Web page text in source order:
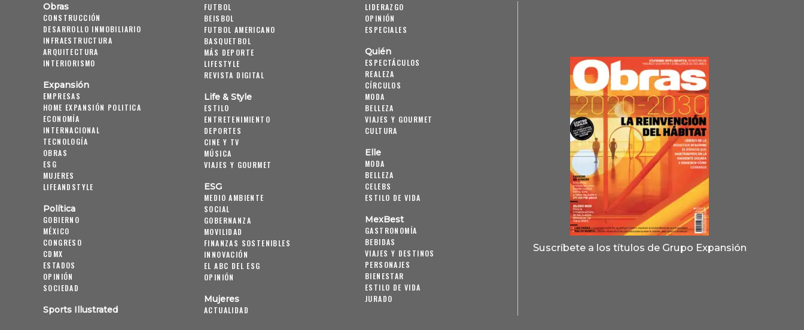
Obras
CONSTRUCCIÓN
DESARROLLO INMOBILIARIO
INFRAESTRUCTURA
ARQUITECTURA
INTERIORISMO
Expansión
EMPRESAS
HOME EXPANSIÓN POLITICA
ECONOMÍA
INTERNACIONAL
TECNOLOGÍA
OBRAS
ESG
MUJERES
LIFEANDSTYLE
Política
GOBIERNO
MÉXICO
CONGRESO
CDMX
ESTADOS
OPINIÓN
SOCIEDAD
Sports Illustrated
FUTBOL
BEISBOL
FUTBOL AMERICANO
BASQUETBOL
MÁS DEPORTE
LIFESTYLE
REVISTA DIGITAL
Life & Style
ESTILO
ENTRETENIMIENTO
DEPORTES
CINE Y TV
MÚSICA
VIAJES Y GOURMET
ESG
MEDIO AMBIENTE
SOCIAL
GOBERNANZA
MOVILIDAD
FINANZAS SOSTENIBLES
INNOVACIÓN
EL ABC DEL ESG
OPINIÓN
Mujeres
ACTUALIDAD
LIDERAZGO
OPINIÓN
ESPECIALES
Quién
ESPECTÁCULOS
REALEZA
CÍRCULOS
MODA
BELLEZA
VIAJES Y GOURMET
CULTURA
Elle
MODA
BELLEZA
CELEBS
ESTILO DE VIDA
MexBest
GASTRONOMÍA
BEBIDAS
VIAJES Y DESTINOS
PERSONAJES
BIENESTAR
ESTILO DE VIDA
JURADO
Suscríbete a los títulos de Grupo Expansión